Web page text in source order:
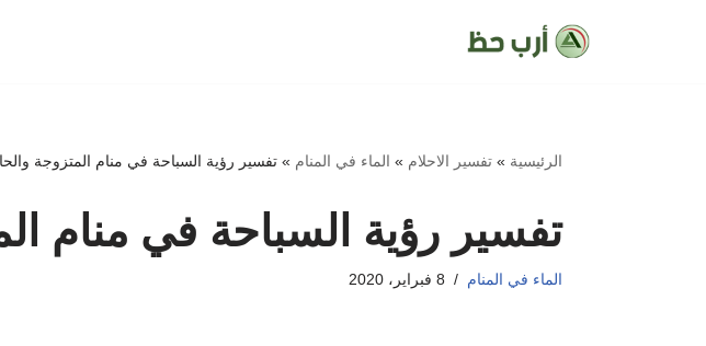
الرئيسية »تفسير الاحلام » الماء في المنام »تفسير رؤية السباحة في منام المتزوجة
تفسير رؤية السباحة في منام
الماء في المنام 8 فبراير، 2020